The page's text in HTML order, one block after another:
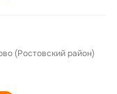
(Ростовский район)